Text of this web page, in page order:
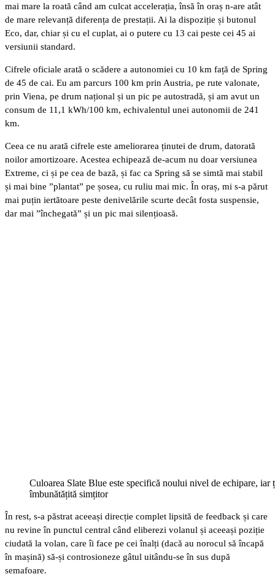
mai mare la roată când am culcat accelerația, însă în oraș n-are atât
de mare relevanță diferența de prestații. Ai la dispoziție și butonul
Eco, dar, chiar și cu el cuplat, ai o putere cu 13 cai peste cei 45 ai
versiunii standard.
Cifrele oficiale arată o scădere a autonomiei cu 10 km față de Spring
de 45 de cai. Eu am parcurs 100 km prin Austria, pe rute valonate,
prin Viena, pe drum național și un pic pe autostradă, și am avut un
consum de 11,1 kWh/100 km, echivalentul unei autonomii de 241
km.
Ceea ce nu arată cifrele este ameliorarea ținutei de drum, datorată
noilor amortizoare. Acestea echipează de-acum nu doar versiunea
Extreme, ci și pe cea de bază, și fac ca Spring să se simtă mai stabil
și mai bine ”plantat” pe șosea, cu ruliu mai mic. În oraș, mi s-a părut
mai puțin iertătoare peste denivelările scurte decât fosta suspensie,
dar mai ”închegată” și un pic mai silențioasă.
Culoarea Slate Blue este specifică noului nivel de echipare, iar
îmbunătățită simțitor
În rest, s-a păstrat aceeași direcție complet lipsită de feedback și care
nu revine în punctul central când eliberezi volanul și aceeași poziție
ciudată la volan, care îi face pe cei înalți (dacă au norocul să încapă
în mașină) să-și controsioneze gâtul uitându-se în sus după
semafoare.